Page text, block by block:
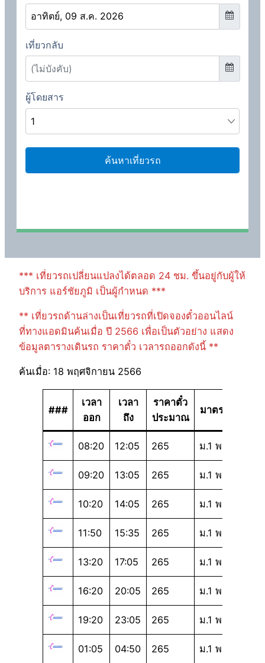
*** เที่ยวรถเปลี่ยนแปลงได้ตลอด 24 ชม. ขึ้นอยู่กับผู้ให้
บริการ แอร์ชัยภูมิ เป็นผู้กำหนด ***
** เที่ยวรถด้านล่างเป็นเที่ยวรถที่เปิดจองตั๋วออนไลน์
ที่ทางแอดมินค้นเมื่อ ปี 2566 เพื่อเป็นตัวอย่าง แสดง
ข้อมูลตารางเดินรถ ราคาตั๋ว เวลารถออกดังนี้ **
ค้นเมื่อ: 18 พฤศจิกายน 2566
###
เวลา
ออก
เวลา
ถึง
ราคาตั๋ว
ประมาณ
มาตรฐาน
08:20 12:05 265 ม.1 พ
09:20 13:05 265 ม.1 พ
10:20 14:05 265 ม.1 พ
11:50 15:35 265 ม.1 พ
13:20 17:05 265 ม.1 พ
16:20 20:05 265 ม.1 พ
19:20 23:05 265 ม.1 พ
01:05 04:50 265 ม.1 พ